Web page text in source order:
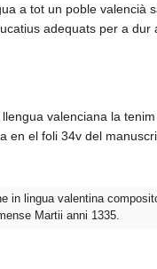
a tot un poble valencià
adequats per a
valenciana la
en el foli 34v del
in lingua valentina
Martii anni 1335.